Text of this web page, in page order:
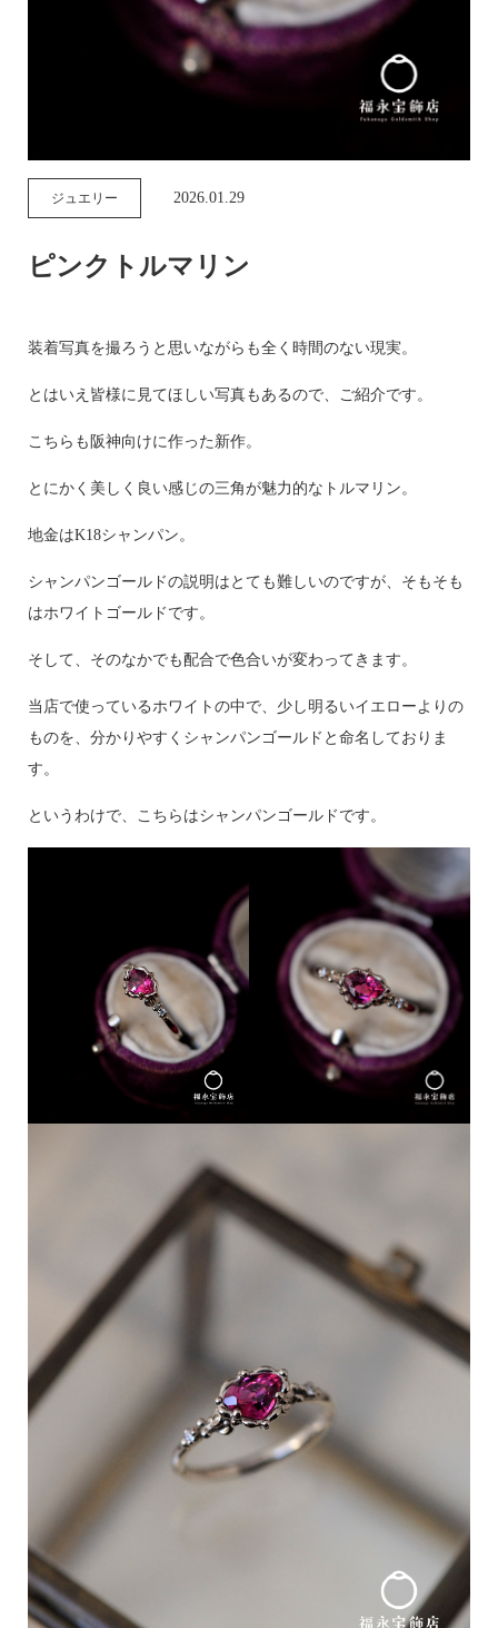
ジュエリー 2026.01.29
ピンクトルマリン
装着写真を撮ろうと思いながらも全く時間のない現実。
とはいえ皆様に見てほしい写真もあるので、ご紹介です。
こちらも阪神向けに作った新作。
とにかく美しく良い感じの三角が魅力的なトルマリン。
地金はK18シャンパン。
シャンパンゴールドの説明はとても難しいのですが、そもそも
はホワイトゴールドです。
そして、そのなかでも配合で色合いが変わってきます。
当店で使っているホワイトの中で、少し明るいイエローよりの
ものを、分かりやすくシャンパンゴールドと命名しておりま
す。
というわけで、こちらはシャンパンゴールドです。